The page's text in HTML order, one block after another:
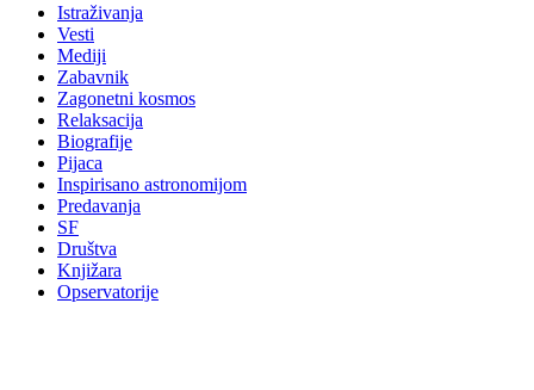
Istraživanja
Vesti
Mediji
Zabavnik
Zagonetni kosmos
Relaksacija
Biografije
Pijaca
Inspirisano astronomijom
Predavanja
SF
Društva
Knjižara
Opservatorije